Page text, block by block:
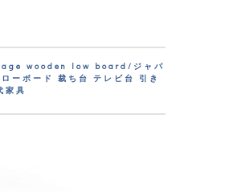
wooden low board/ジャパ
ーボード 裁ち台 テレビ台 引き
家具